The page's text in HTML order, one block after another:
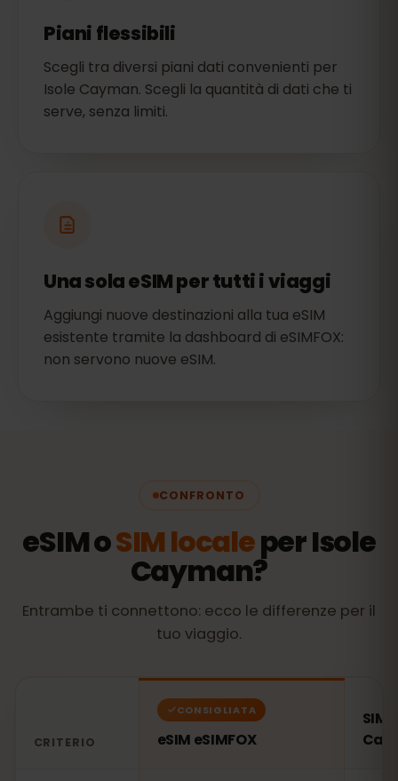
Piani flessibili
Scegli tra diversi piani dati convenienti per
Isole Cayman. Scegli la quantità di dati che ti
serve, senza limiti.
Una sola eSIM per tutti i viaggi
Aggiungi nuove destinazioni alla tua eSIM
esistente tramite la dashboard di eSIMFOX:
non servono nuove eSIM.
CONFRONTO
eSIM oSIM localeper Isole
Cayman?
Entrambe ti connettono: ecco le differenze per il
tuo viaggio.
CRITERIO
CONSIGLIATA
eSIM eSIMFOX
SIM